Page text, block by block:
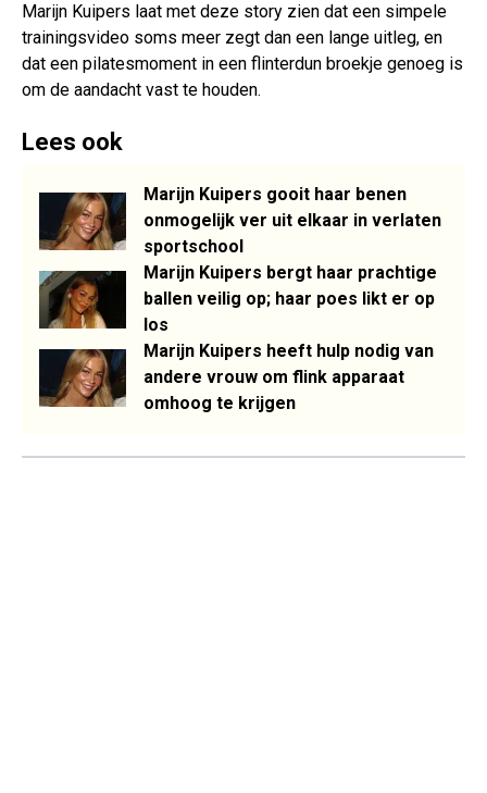
Marijn Kuipers laat met deze story zien dat een simpele
trainingsvideo soms meer zegt dan een lange uitleg, en
dat een pilatesmoment in een flinterdun broekje genoeg is
om de aandacht vast te houden.
Lees ook
Marijn Kuipers gooit haar benen
onmogelijk ver uit elkaar in verlaten
sportschool
Marijn Kuipers bergt haar prachtige
ballen veilig op; haar poes likt er op
los
Marijn Kuipers heeft hulp nodig van
andere vrouw om flink apparaat
omhoog te krijgen